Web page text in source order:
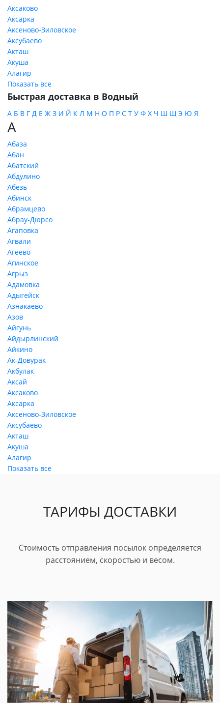
Аксаково
Аксарка
Аксеново-Зиловское
Аксубаево
Акташ
Акуша
Алагир
Показать все
Быстрая доставка в Водный
А Б В Г Д Е Ж З И Й К Л М Н О П Р С Т У Ф Х Ч Ш Щ Э Ю Я
А
Абаза
Абан
Абатский
Абдулино
Абезь
Абинск
Абрамцево
Абрау-Дюрсо
Агаповка
Агвали
Агеево
Агинское
Агрыз
Адамовка
Адыгейск
Азнакаево
Азов
Айгунь
Айдырлинский
Айкино
Ак-Довурак
Акбулак
Аксай
Аксаково
Аксарка
Аксеново-Зиловское
Аксубаево
Акташ
Акуша
Алагир
Показать все
ТАРИФЫ ДОСТАВКИ
Стоимость отправления посылок определяется
расстоянием, скоростью и весом.